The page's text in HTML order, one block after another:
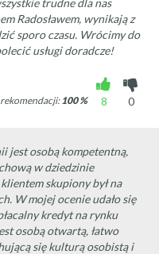
Radosławem, wynikają z
sporo czasu. Wrócimy do
usługi doradcze!
8
0
100 %
jest osobą kompetentną,
w dziedzinie
skupiony był na
W mojej ocenie udało się
kredyt na rynku
osobą otwartą, łatwo
się kulturą osobistą i